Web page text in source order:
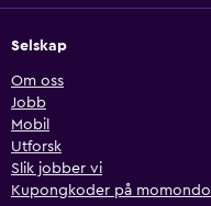
Selskap
Om oss
Jobb
Mobil
Utforsk
Slik jobber vi
Kupongkoder på momondo